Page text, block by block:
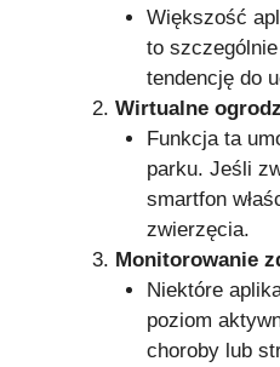
Większość
to
tendencję do
Wirtualne
Funkcja ta
parku. Jeśli
smartfon
zwierzęcia.
Monitorowanie
Niektóre
poziom
choroby lub